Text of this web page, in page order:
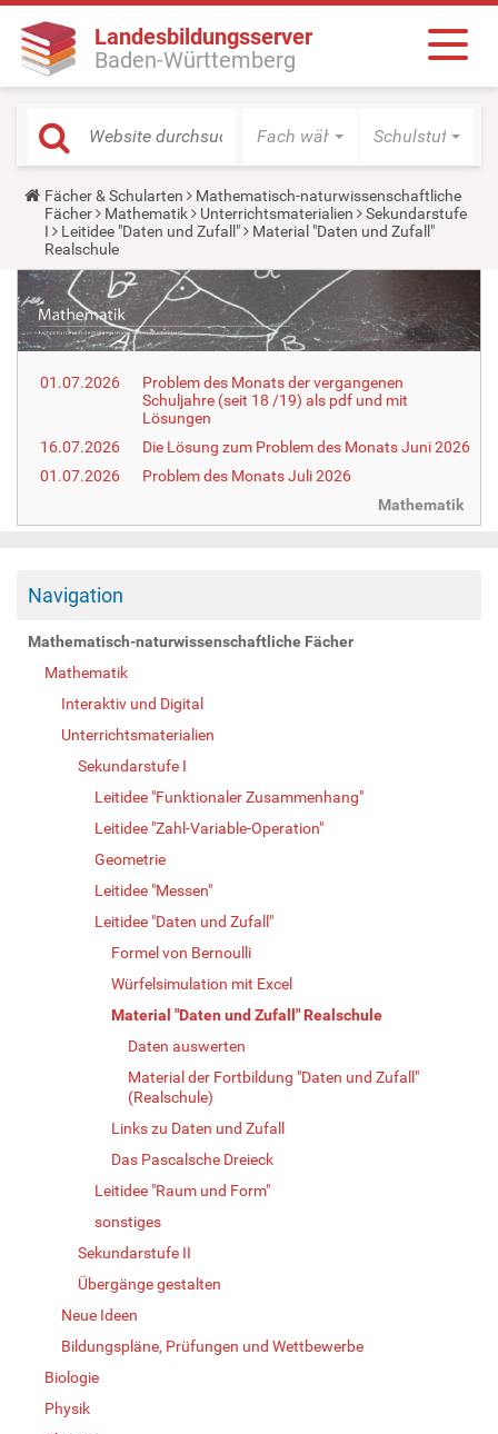
Landesbildungsserver
Baden-Württemberg
Fach wählen Schulstufe
Y
o
u
a
r
e
h
e
r
e
Fächer & Schularten
Mathematisch-naturwissenschaftliche
Fächer
Mathematik Unterrichtsmaterialien
Sekundarstufe
I
Leitidee "Daten und Zufall"
Material "Daten und Zufall"
Realschule
01.07.2026
Problem des Monats der vergangenen
Schuljahre (seit 18 /19) als pdf und mit
Lösungen
16.07.2026
Die Lösung zum Problem des Monats Juni 2026
01.07.2026
Problem des Monats Juli 2026
Mathematik
Navigation
Mathematisch-naturwissenschaftliche Fächer
Mathematik
Interaktiv und Digital
Unterrichtsmaterialien
Sekundarstufe I
Leitidee "Funktionaler Zusammenhang"
Leitidee "Zahl-Variable-Operation"
Geometrie
Leitidee "Messen"
Leitidee "Daten und Zufall"
Formel von Bernoulli
Würfelsimulation mit Excel
Material "Daten und Zufall" Realschule
Daten auswerten
Material der Fortbildung "Daten und Zufall"
(Realschule)
Links zu Daten und Zufall
Das Pascalsche Dreieck
Leitidee "Raum und Form"
sonstiges
Sekundarstufe II
Übergänge gestalten
Neue Ideen
Bildungspläne, Prüfungen und Wettbewerbe
Biologie
Physik